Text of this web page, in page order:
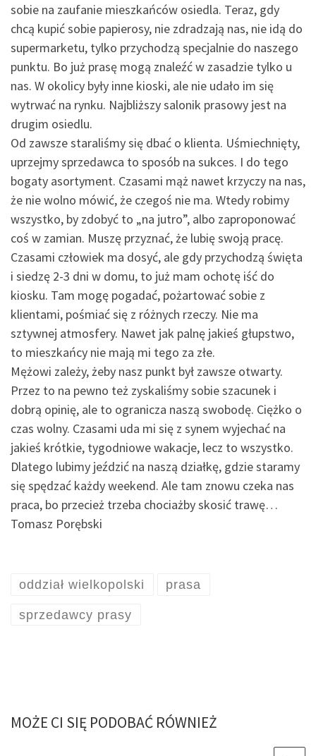
sobie na zaufanie mieszkańców osiedla. Teraz, gdy
chcą kupić sobie papierosy, nie zdradzają nas, nie idą do
supermarketu, tylko przychodzą specjalnie do naszego
punktu. Bo już prasę mogą znaleźć w zasadzie tylko u
nas. W okolicy były inne kioski, ale nie udało im się
wytrwać na rynku. Najbliższy salonik prasowy jest na
drugim osiedlu.
Od zawsze staraliśmy się dbać o klienta. Uśmiechnięty,
uprzejmy sprzedawca to sposób na sukces. I do tego
bogaty asortyment. Czasami mąż nawet krzyczy na nas,
że nie wolno mówić, że czegoś nie ma. Wtedy robimy
wszystko, by zdobyć to „na jutro”, albo zaproponować
coś w zamian. Muszę przyznać, że lubię swoją pracę.
Czasami człowiek ma dosyć, ale gdy przychodzą święta
i siedzę 2-3 dni w domu, to już mam ochotę iść do
kiosku. Tam mogę pogadać, pożartować sobie z
klientami, pośmiać się z różnych rzeczy. Nie ma
sztywnej atmosfery. Nawet jak palnę jakieś głupstwo,
to mieszkańcy nie mają mi tego za złe.
Mężowi zależy, żeby nasz punkt był zawsze otwarty.
Przez to na pewno też zyskaliśmy sobie szacunek i
dobrą opinię, ale to ogranicza naszą swobodę. Ciężko o
czas wolny. Czasami uda mi się z synem wyjechać na
jakieś krótkie, tygodniowe wakacje, lecz to wszystko.
Dlatego lubimy jeździć na naszą działkę, gdzie staramy
się spędzać każdy weekend. Ale tam znowu czeka nas
praca, bo przecież trzeba chociażby skosić trawę…
Tomasz Porębski
oddział wielkopolski prasa
sprzedawcy prasy
MOŻE CI SIĘ PODOBAĆ RÓWNIEŻ